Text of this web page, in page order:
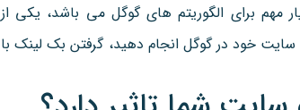
مهم برای الگوریتم های گوگل می باشد، یکی از
سایت خود در گوگل انجام دهید، گرفتن بک لینک با